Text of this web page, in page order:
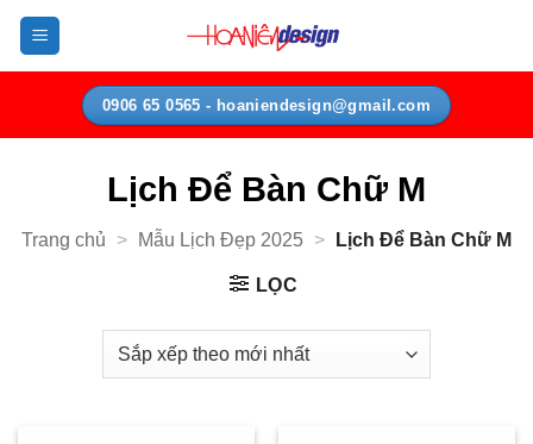
Bỏ
nội
0906 65 0565 - hoaniendesign@gmail.com
Lịch Để Bàn Chữ M
Trang chủ > Mẫu Lịch Đẹp 2025 > Lịch Để Bàn Chữ M
LỌC